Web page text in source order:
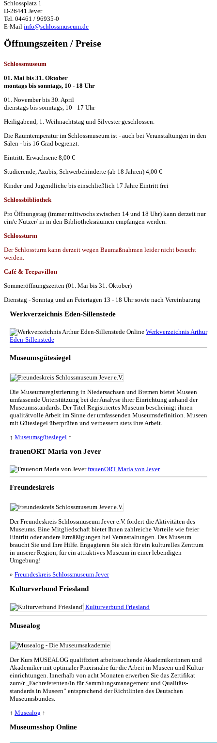
Schlossplatz 1
D-26441 Jever
Tel. 04461 / 96935-0
E-Mail info@schlossmuseum.de
Öffnungszeiten / Preise
Schlossmuseum
01. Mai bis 31. Oktober
montags bis sonntags, 10 - 18 Uhr
01. November bis 30. April
dienstags bis sonntags, 10 - 17 Uhr
Heiligabend, 1. Weihnachtstag und Silvester geschlossen.
Die Raumtemperatur im Schlossmuseum ist - auch bei Veranstaltungen in den
Sälen - bis 16 Grad begrenzt.
Eintritt: Erwachsene 8,00 €
Studierende, Azubis, Schwerbehinderte (ab 18 Jahren) 4,00 €
Kinder und Jugendliche bis einschließlich 17 Jahre Eintritt frei
Schlossbibliothek
Pro Öffnungstag (immer mittwochs zwischen 14 und 18 Uhr) kann derzeit nur
ein/e Nutzer/ in in den Bibliotheksräumen empfangen werden.
Schlossturm
Der Schlossturm kann derzeit wegen Baumaßnahmen leider nicht besucht
werden.
Café & Teepavillon
Sommeröffnungszeiten (01. Mai bis 31. Oktober)
Dienstag - Sonntag und an Feiertagen 13 - 18 Uhr sowie nach Vereinbarung
Werkverzeichnis Eden-Sillenstede
Werkverzeichnis Arthur
Eden-Sillenstede
Museumsgütesiegel
Die Museumsregistrierung in Niedersachsen und Bremen bietet Museen
umfassende Unterstützung bei der Analyse ihrer Einrichtung anhand der
Museumsstandards. Der Titel Registriertes Museum bescheinigt ihnen
qualitätvolle Arbeit im Sinne der umfassenden Museumsdefinition. Museen
mit Gütesiegel überprüfen und verbessern stets ihre Arbeit.
↑ Museumsgütesiegel ↑
frauenORT Maria von Jever
frauenORT Maria von Jever
Freundeskreis
Der Freundeskreis Schlossmuseum Jever e.V. fördert die Aktivitäten des
Museums. Eine Mitgliedschaft bietet Ihnen zahlreiche Vorteile wie freier
Eintritt oder andere Ermäßigungen bei Veranstaltungen. Das Museum
braucht Sie und Ihre Hilfe. Engagieren Sie sich für ein kulturelles Zentrum
in unserer Region, für ein attraktives Museum in einer lebendigen
Umgebung!
» Freundeskreis Schlossmuseum Jever
Kulturverbund Friesland
Kulturverbund Friesland
Musealog
Der Kurs MUSEALOG qualifiziert arbeitssuchende Akademikerinnen und
Akademiker mit optimaler Praxisnähe für die Arbeit in Museen und Kul­tur­
ein­rich­tun­gen. Innerhalb von acht Monaten erwerben Sie das Zertifikat
zum/r „Fachreferenten/in für Sammlungs­management und Qualitäts­
standards in Museen” entsprechend der Richtlinien des Deutschen
Museumsbundes.
↑ Musealog ↑
Museumsshop Online